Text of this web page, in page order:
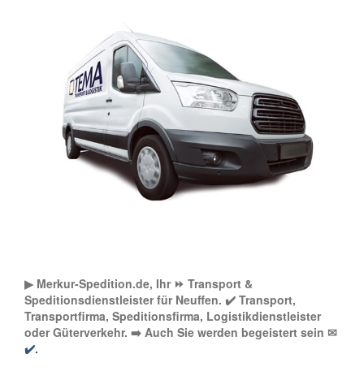
▶︎ Merkur-Spedition.de, Ihr ⏩ Transport &
Speditionsdienstleister für Neuffen. ✔️ Transport,
Transportfirma, Speditionsfirma, Logistikdienstleister
oder Güterverkehr. ➡️ Auch Sie werden begeistert sein ✉
✔️.